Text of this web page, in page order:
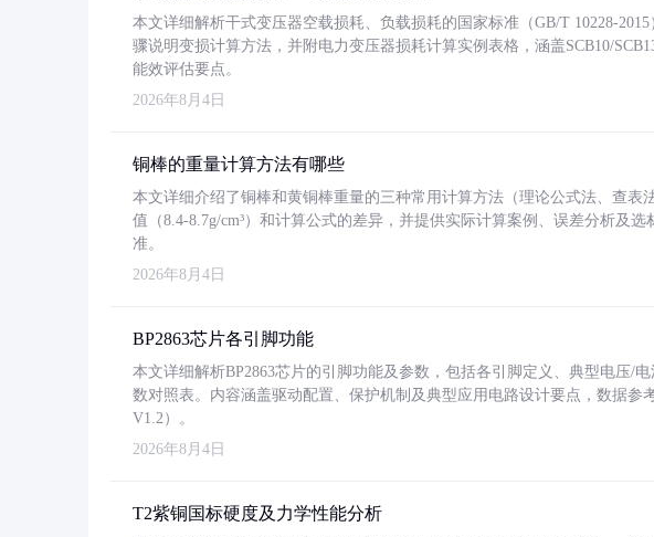
本文详细解析干式变压器空载损耗、负载损耗的国家标准（GB/T 10228-
骤说明变损计算方法，并附电力变压器损耗计算实例表格，涵盖SCB10/
能效评估要点。
2026年8月4日
铜棒的重量计算方法有哪些
本文详细介绍了铜棒和黄铜棒重量的三种常用计算方法（理论公式法、查表
值（8.4-8.7g/cm³）和计算公式的差异，并提供实际计算案例、误差分析及
准。
2026年8月4日
BP2863芯片各引脚功能
本文详细解析BP2863芯片的引脚功能及参数，包括各引脚定义、典型电压/
数对照表。内容涵盖驱动配置、保护机制及典型应用电路设计要点，数据参
V1.2）。
2026年8月4日
T2紫铜国标硬度及力学性能分析